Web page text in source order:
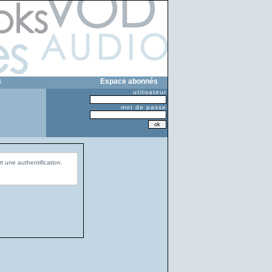
Espace abonnés
utilisateur
mot de passe
une authentification.